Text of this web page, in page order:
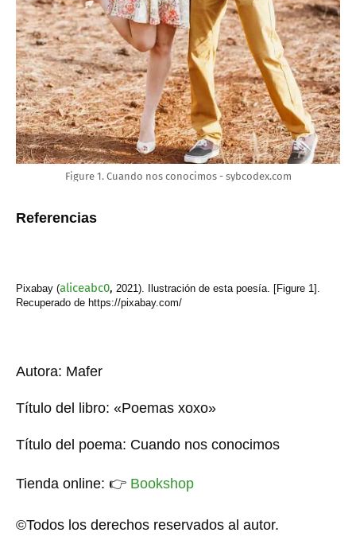
Figure 1. Cuando nos conocimos - sybcodex.com
Referencias
Pixabay (aliceabc0, 2021). Ilustración de esta poesía. [Figure 1].
Recuperado de https://pixabay.com/
Autora: Mafer
Título del libro: «Poemas xoxo»
Título del poema: Cuando nos conocimos
Tienda online: 👉 Bookshop
©Todos los derechos reservados al autor.